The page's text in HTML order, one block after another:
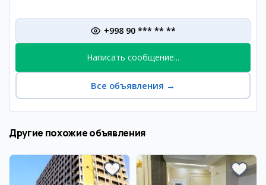
+998 90 *** ** **
Написать сообщение...
Все объявления →
Другие похожие объявления